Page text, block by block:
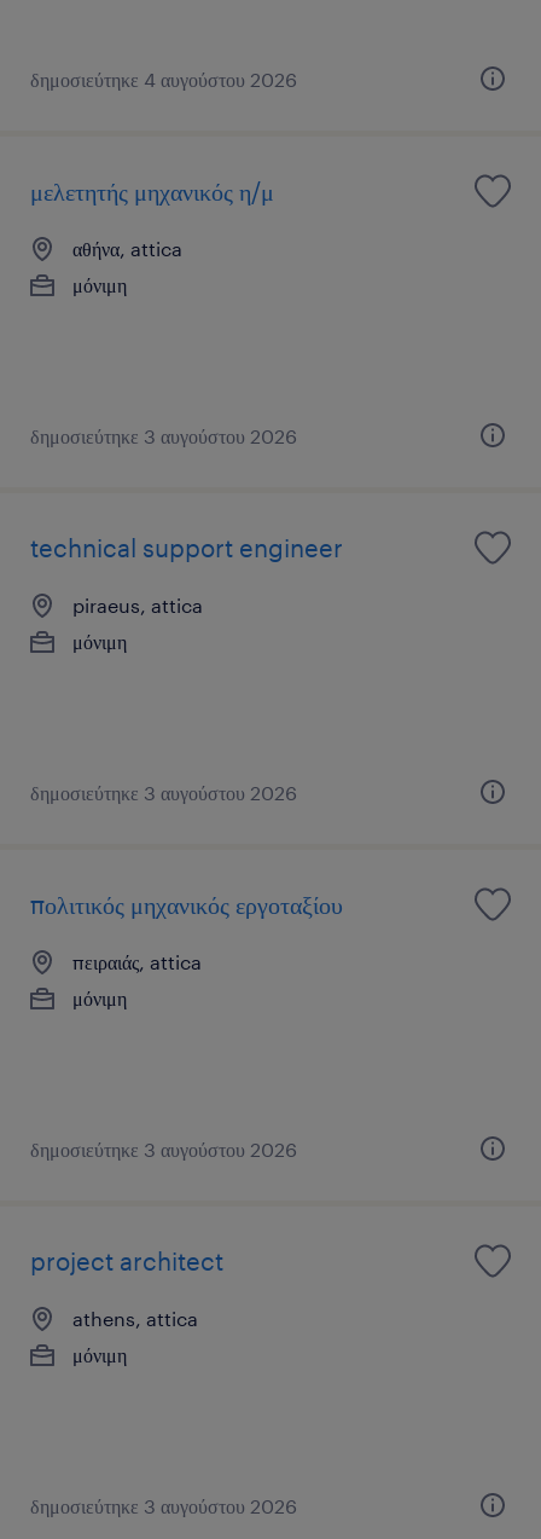
δημοσιεύτηκε 4 αυγούστου 2026
μελετητής μηχανικός η/μ
αθήνα, attica
μόνιμη
δημοσιεύτηκε 3 αυγούστου 2026
technical support engineer
piraeus, attica
μόνιμη
δημοσιεύτηκε 3 αυγούστου 2026
πολιτικός μηχανικός εργοταξίου
πειραιάς, attica
μόνιμη
δημοσιεύτηκε 3 αυγούστου 2026
project architect
athens, attica
μόνιμη
δημοσιεύτηκε 3 αυγούστου 2026